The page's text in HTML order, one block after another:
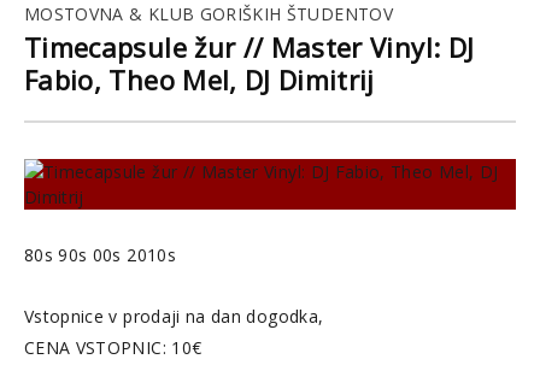
MOSTOVNA & KLUB GORIŠKIH ŠTUDENTOV
Timecapsule žur // Master Vinyl: DJ
Fabio, Theo Mel, DJ Dimitrij
80s 90s 00s 2010s
Vstopnice v prodaji na dan dogodka,
CENA VSTOPNIC: 10€